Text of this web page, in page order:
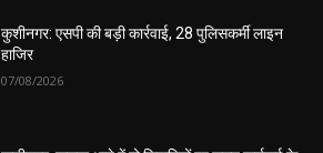
कुशीनगर: एसपी की बड़ी कार्रवाई, 28 पुलिसकर्मी लाइन
हाजिर
07/08/2026